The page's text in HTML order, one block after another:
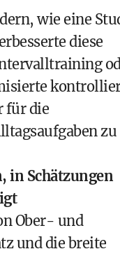
wie eine
diese
für die
zu
in Schätzungen
Ober- und
und die breite